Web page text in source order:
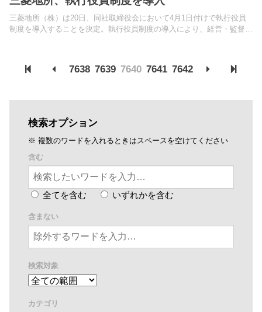
三菱地所（株）は20日、同社取締役会において4月1日付けで執行役員
制度を導入することを決定。執行役員制度の導入により、経営・監督機
7638 7639 7640 7641 7642
検索オプション
※ 複数のワードを入れるときはスペースを空けてください
含む
全てを含む いずれかを含む
含まない
検索対象
カテゴリ